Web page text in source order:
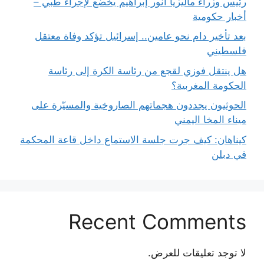
أخبار حكومية
بعد تأخير دام نحو عامين.. إسرائيل تؤكد وفاة معتقل
فلسطيني
هل ينتقل فوزي لقجع من رئاسة الكرة إلى رئاسة
الحكومة المغربية؟
الحوثيون يجددون هجماتهم الصاروخية والمسيّرة على
ميناء المخا اليمني
كيناهان: كيف جرت جلسة الاستماع داخل قاعة المحكمة
في دبلن
Recent Comments
لا توجد تعليقات للعرض.